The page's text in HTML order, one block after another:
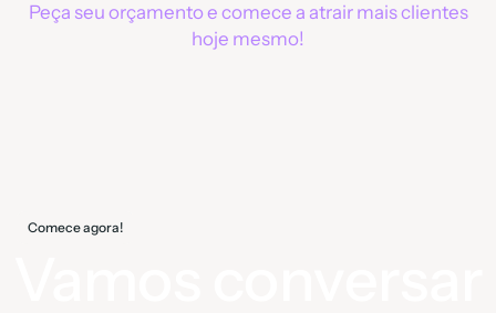
Peça seu orçamento e comece a atrair mais clientes
hoje mesmo!
Comece agora!